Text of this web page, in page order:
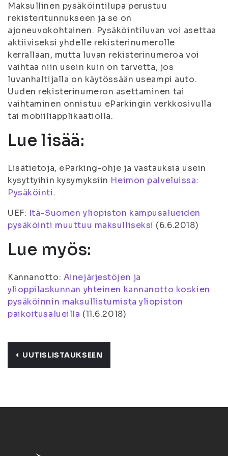
Maksullinen pysäköintilupa perustuu
rekisteritunnukseen ja se on
ajoneuvokohtainen. Pysäköintiluvan voi asettaa
aktiiviseksi yhdelle rekisterinumerolle
kerrallaan, mutta luvan rekisterinumeroa voi
vaihtaa niin usein kuin on tarvetta, jos
luvanhaltijalla on käytössään useampi auto.
Uuden rekisterinumeron asettaminen tai
vaihtaminen onnistuu eParkingin verkkosivulla
tai mobiiliapplikaatiolla.
Lue lisää:
Lisätietoja, eParking-ohje ja vastauksia usein
kysyttyihin kysymyksiin Heimon palveluissa​:
Pysäköinti.
UEF: Itä-Suomen yliopiston kampusalueiden
pysäköinti muuttuu maksulliseksi (6.6.2018)
Lue myös:
Kannanotto: Ainejärjestöjen ja
ylioppilaskunnan yhteinen kannanotto koskien
pysäköinnin maksullistumista yliopiston
paikoitusalueilla (11.6.2018)
UUTISLISTAUKSEEN